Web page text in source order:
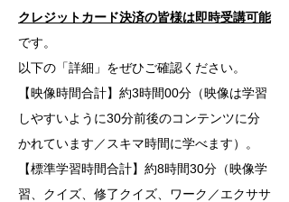
クレジットカード決済の皆様は即時受講可能
です。
以下の「詳細」をぜひご確認ください。
【映像時間合計】約3時間00分（映像は学習
しやすいように30分前後のコンテンツに分
かれています／スキマ時間に学べます）。
【標準学習時間合計】約8時間30分（映像学
習、クイズ、修了クイズ、ワーク／エクササ